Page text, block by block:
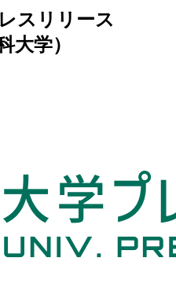
スリリース
大学）